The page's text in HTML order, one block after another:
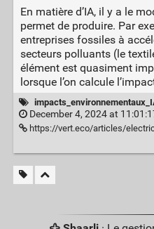
En matière d’IA, il y a le
permet de produire. Par
entreprises fossiles à
secteurs polluants (le
élément est quasiment
lorsque l’on calcule
December 4, 2024 at
https://vert.eco/articles/electricite-eau-mineraux-